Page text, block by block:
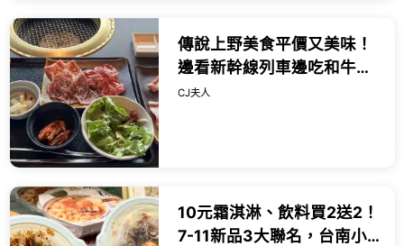
傳說上野美食平價又美味！
邊看新幹線列車邊吃和牛燒
肉，一份千日圓出頭就能吃
CJ夫人
10元霜淇淋、飲料買2送2！
7-11新品3大聯名，台南小